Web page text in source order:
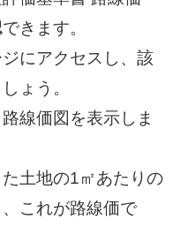
きます。
にアクセスし、該
ょう。
線価図を表示しま
土地の1㎡あたりの
これが路線価で